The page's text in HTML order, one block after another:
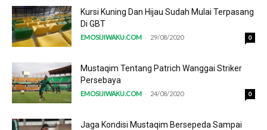
Kursi Kuning Dan Hijau Sudah Mulai Terpasang
Di GBT
EMOSIJIWAKU.COM - 29/08/2020 0
Mustaqim Tentang Patrich Wanggai Striker
Persebaya
EMOSIJIWAKU.COM - 24/08/2020 0
Jaga Kondisi Mustaqim Bersepeda Sampai